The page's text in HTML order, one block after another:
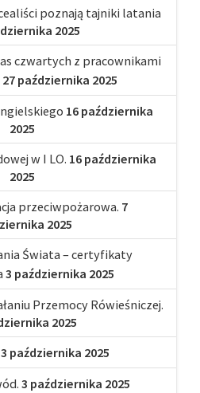
poznają tajniki latania
2025
czwartych z pracownikami
27 października 2025
16 października
2025
w I LO. 16 października
2025
przeciwpożarowa. 7
2025
Świata – certyfikaty
3 października 2025
Przemocy Rówieśniczej.
2025
3 października 2025
3 października 2025